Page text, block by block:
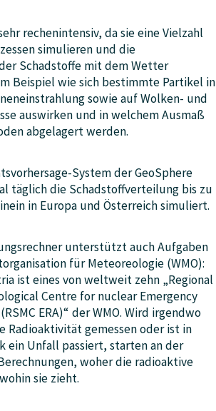
rechenintensiv, da sie eine Vielzahl
simulieren und die
Schadstoffe mit dem Wetter
Beispiel wie sich bestimmte Partikel in
sowie auf Wolken- und
auswirken und in welchem Ausmaß
abgelagert werden.
System der GeoSphere
täglich die Schadstoffverteilung bis zu
in Europa und Österreich simuliert.
unterstützt auch Aufgaben
für Meteoreologie (WMO):
ist eines von weltweit zehn „Regional
Centre for nuclear Emergency
ERA)“ der WMO. Wird irgendwo
Radioaktivität gemessen oder ist in
ein Unfall passiert, starten an der
woher die radioaktive
sie zieht.